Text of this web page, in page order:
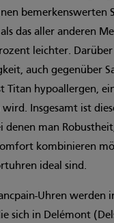
bemerkenswerten
das aller anderen
leichter.
auch gegenüber
Titan hypoallergen,
Insgesamt ist
denen man
kombinieren
ideal sind.
Uhren werden
sich in Delémont